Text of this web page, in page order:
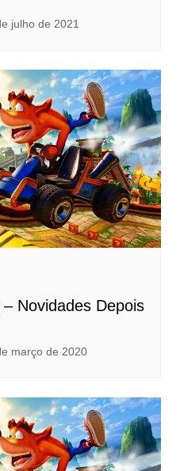
julho de 2021
Novidades Depois
março de 2020